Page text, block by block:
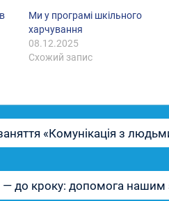
Ми у програмі шкільного
харчування
08.12.2025
Схожий запис
«Комунікація з
— до кроку: допомога нашим